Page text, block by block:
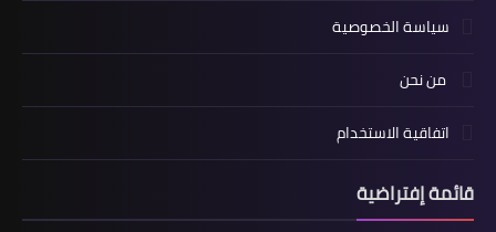
سياسة الخصوصية
من نحن
اتفاقية الاستخدام
قائمة إفتراضية